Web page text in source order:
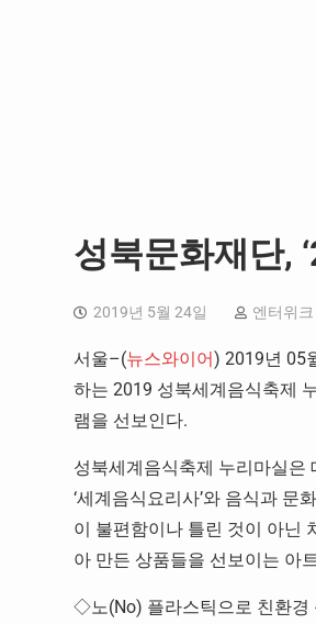
성북문화재단,
2019년 5월 24일 엔터위크
서울–(뉴스와이어) 2019년 05
하는 2019 성북세계음식축제
램을 선보인다.
성북세계음식축제 누리마실은
‘세계음식요리사’와 음식과 문
이 불편함이나 틀린 것이 아닌
아 만든 상품들을 선보이는 아
◇노(No) 플라스틱으로 친환경